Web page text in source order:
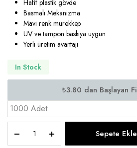
Hafif plastik gövde
Basmalı Mekanizma
Mavi renk mürekkep
UV ve tampon baskıya uygun
Yerli üretim avantajı
In Stock
1000 Adet
Tükenmez
Sepete Ekle